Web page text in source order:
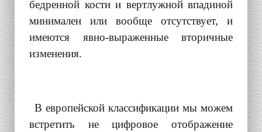
бедренной кости и вертлужной впадиной
минимален или вообще отсутствует, и
имеются явно-выраженные вторичные
изменения.
В европейской классификации мы можем
встретить не цифровое отображение